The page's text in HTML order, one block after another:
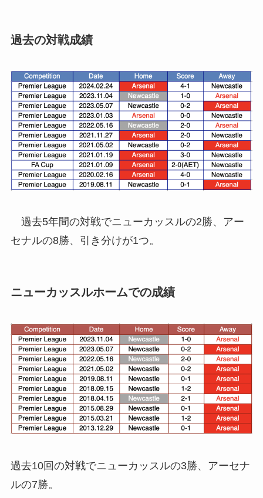
過去の対戦成績
過去5年間の対戦でニューカッスルの2勝、アー
セナルの8勝、引き分けが1つ。
ニューカッスルホームでの成績
過去10回の対戦でニューカッスルの3勝、アーセナ
ルの7勝。